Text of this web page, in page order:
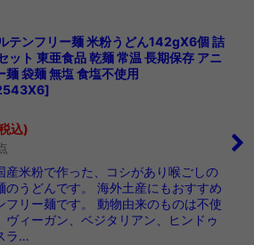
テンフリー麺 米粉うどん142gX6個 詰
ット 東亜食品 乾麺 常温 長期保存 アニ
麺 袋麺 無塩 食塩不使用
]
込)
産米粉で作った、コシがあり喉ごしの
のうどんです。 海外土産にもおすすめ
フリー麺です。 動物由来のものは不使
ヴィーガン、ベジタリアン、ヒンドゥ
ラ…